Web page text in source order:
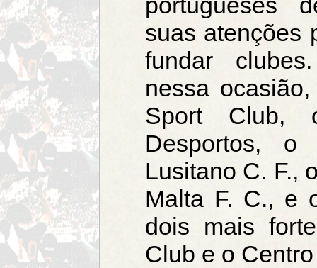
suas atenções
fundar
nessa
Sport Club,
Desportos,
Lusitano C. F.,
Malta F. C., e
dois mais
Club e o